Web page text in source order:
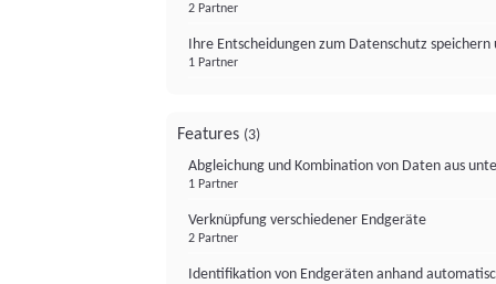
2 Partner
Ihre Entscheidungen zum Datenschutz
1 Partner
Features (3)
Abgleichung und Kombination von Daten aus
1 Partner
Verknüpfung verschiedener Endgeräte
2 Partner
Identifikation von Endgeräten anhand